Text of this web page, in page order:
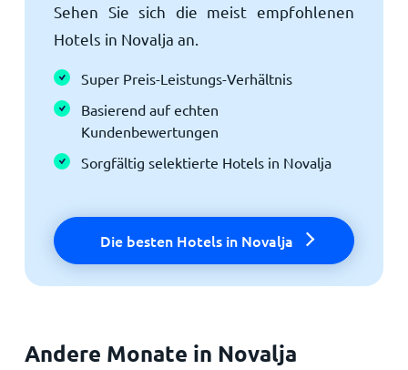
Sehen Sie sich die meist empfohlenen
Hotels in Novalja an.
Super Preis-Leistungs-Verhältnis
Basierend auf echten
Kundenbewertungen
Sorgfältig selektierte Hotels in Novalja
Die besten Hotels in Novalja
Andere Monate in Novalja